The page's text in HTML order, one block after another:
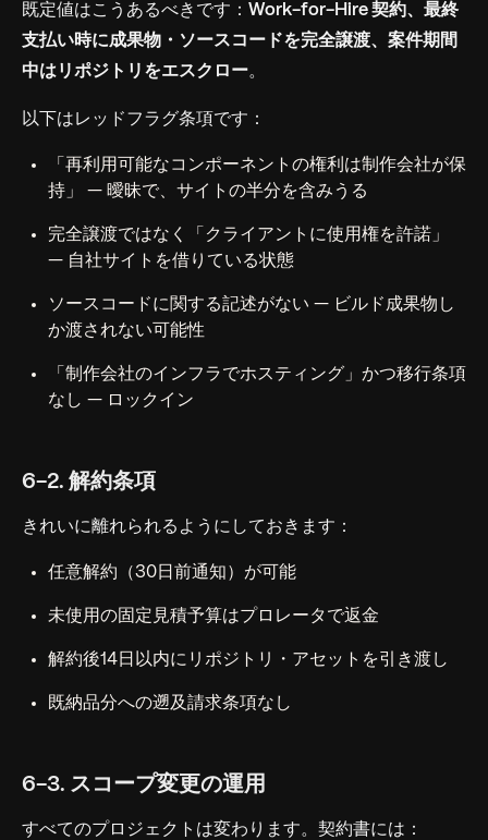
既定値はこうあるべきです： Work-for-Hire 契約、最終
支払い時に成果物・ソースコードを完全譲渡、案件期間
中はリポジトリをエスクロー。
以下はレッドフラグ条項です：
「再利用可能なコンポーネントの権利は制作会社が保
持」 — 曖昧で、サイトの半分を含みうる
完全譲渡ではなく「クライアントに使用権を許諾」
— 自社サイトを借りている状態
ソースコードに関する記述がない — ビルド成果物し
か渡されない可能性
「制作会社のインフラでホスティング」かつ移行条項
なし — ロックイン
6-2. 解約条項
きれいに離れられるようにしておきます：
任意解約（30日前通知）が可能
未使用の固定見積予算はプロレータで返金
解約後14日以内にリポジトリ・アセットを引き渡し
既納品分への遡及請求条項なし
6-3. スコープ変更の運用
すべてのプロジェクトは変わります。契約書には：